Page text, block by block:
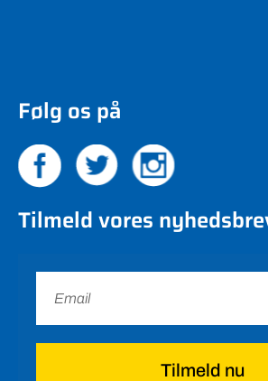
Følg os på
Tilmeld vores
Tilmeld nu